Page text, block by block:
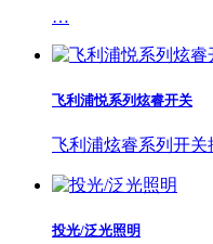
…
飞利浦悦系列炫睿开关
飞利浦炫睿系列开
投光/泛光照明